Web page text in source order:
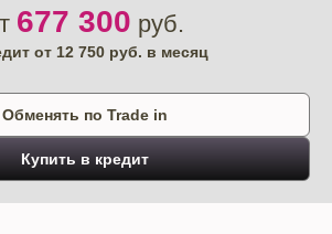
677 300 руб.
от 12 750 руб. в месяц
Обменять по Trade in
Купить в кредит